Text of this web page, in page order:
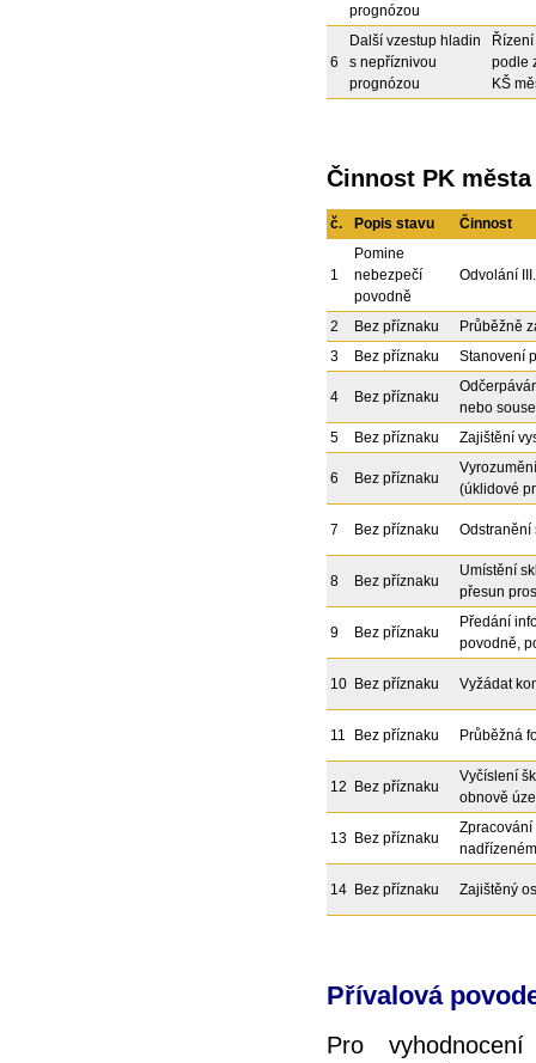
prognózou
6
Další vzestup hladin
s nepříznivou
prognózou
podle
KŠ
Činnost PK
č. Popis stavu Činnost
1
Pomine
nebezpečí
povodně
Odvolání
2 Bez příznaku
Průběžně
3
Bez příznaku Stanovení
4 Bez příznaku
nebo
5
Bez příznaku Zajištění
6 Bez příznaku
(úklidové
7 Bez příznaku Odstranění
8 Bez příznaku
Umístění
přesun
9 Bez příznaku
Předání
povodně,
10 Bez příznaku Vyžádat
11 Bez příznaku Průběžná
12 Bez příznaku
Vyčíslení
obnově
13 Bez příznaku
Zpracování
14 Bez příznaku Zajištěný
Přívalová
Pro